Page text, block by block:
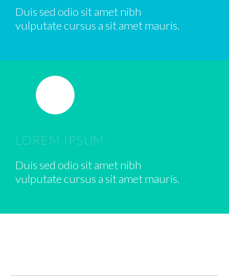
Duis sed odio sit amet nibh
vulputate cursus a sit amet mauris.
LOREM IPSUM
Duis sed odio sit amet nibh
vulputate cursus a sit amet mauris.